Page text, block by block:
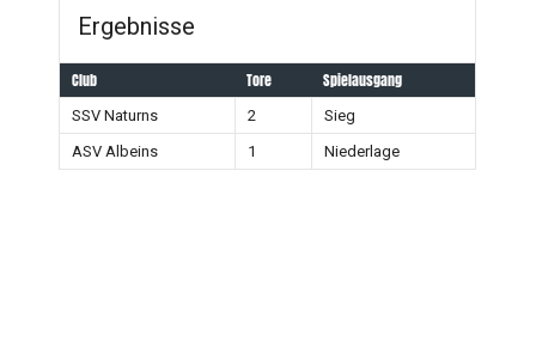
Ergebnisse
Club Tore Spielausgang
SSV Naturns 2
Sieg
ASV Albeins
1 Niederlage